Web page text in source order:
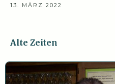
13. MÄRZ 2022
Alte Zeiten